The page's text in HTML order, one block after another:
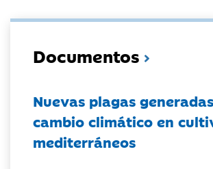
Documentos
Nuevas plagas
cambio climático en
mediterráneos